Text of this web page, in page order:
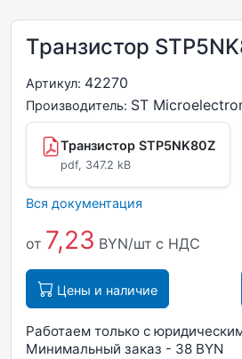
Транзистор
Артикул: 42270
Производитель: ST
Транзистор STP5NK80Z
pdf, 347.2 kB
Вся документация
от 7,23 BYN/шт с НДС
Цены и наличие
Работаем только с
Минимальный заказ - 38 BYN